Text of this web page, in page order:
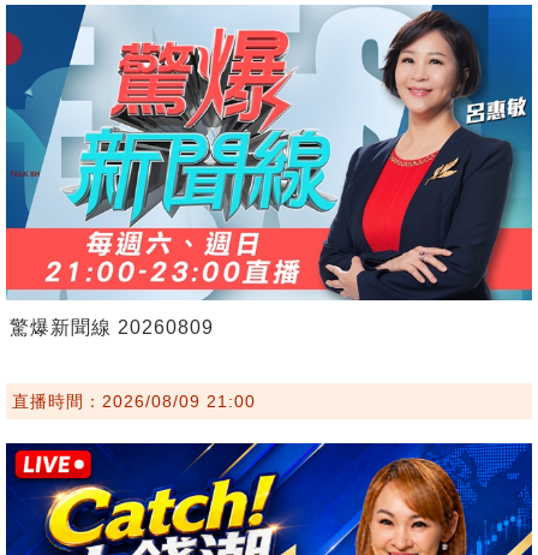
驚爆新聞線 20260809
直播時間：2026/08/09 21:00